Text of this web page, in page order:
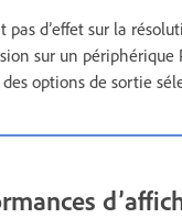
pas d’effet sur la
sur un
options de sortie